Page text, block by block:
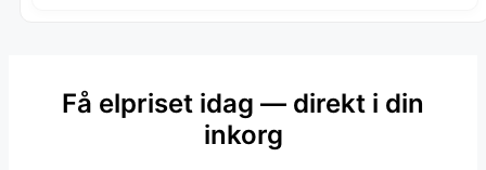
Få elpriset idag — direkt i din
inkorg